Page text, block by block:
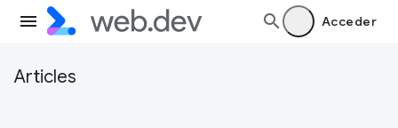
Acceder
Articles